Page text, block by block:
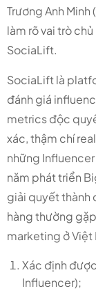
Trương Anh
làm rõ vai trò
SociaLift.
SociaLift là
đánh giá
metrics độc
xác, thậm chí
những
năm phát triển
giải quyết thành
hàng thường
marketing ở Việt
Xác định
Influencer);